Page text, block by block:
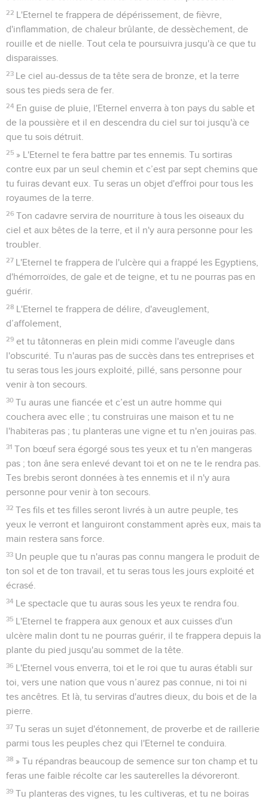
22 L'Eternel te frappera de dépérissement, de fièvre,
d'inflammation, de chaleur brûlante, de dessèchement, de
rouille et de nielle. Tout cela te poursuivra jusqu'à ce que tu
disparaisses.
23 Le ciel au-dessus de ta tête sera de bronze, et la terre
sous tes pieds sera de fer.
24 En guise de pluie, l'Eternel enverra à ton pays du sable et
de la poussière et il en descendra du ciel sur toi jusqu'à ce
que tu sois détruit.
25 » L'Eternel te fera battre par tes ennemis. Tu sortiras
contre eux par un seul chemin et c’est par sept chemins que
tu fuiras devant eux. Tu seras un objet d'effroi pour tous les
royaumes de la terre.
26 Ton cadavre servira de nourriture à tous les oiseaux du
ciel et aux bêtes de la terre, et il n'y aura personne pour les
troubler.
27 L'Eternel te frappera de l'ulcère qui a frappé les Egyptiens,
d'hémorroïdes, de gale et de teigne, et tu ne pourras pas en
guérir.
28 L'Eternel te frappera de délire, d'aveuglement,
d’affolement,
29 et tu tâtonneras en plein midi comme l'aveugle dans
l'obscurité. Tu n'auras pas de succès dans tes entreprises et
tu seras tous les jours exploité, pillé, sans personne pour
venir à ton secours.
30 Tu auras une fiancée et c’est un autre homme qui
couchera avec elle ; tu construiras une maison et tu ne
l'habiteras pas ; tu planteras une vigne et tu n'en jouiras pas.
31 Ton bœuf sera égorgé sous tes yeux et tu n'en mangeras
pas ; ton âne sera enlevé devant toi et on ne te le rendra pas.
Tes brebis seront données à tes ennemis et il n'y aura
personne pour venir à ton secours.
32 Tes fils et tes filles seront livrés à un autre peuple, tes
yeux le verront et languiront constamment après eux, mais ta
main restera sans force.
33 Un peuple que tu n'auras pas connu mangera le produit de
ton sol et de ton travail, et tu seras tous les jours exploité et
écrasé.
34 Le spectacle que tu auras sous les yeux te rendra fou.
35 L'Eternel te frappera aux genoux et aux cuisses d'un
ulcère malin dont tu ne pourras guérir, il te frappera depuis la
plante du pied jusqu'au sommet de la tête.
36 L'Eternel vous enverra, toi et le roi que tu auras établi sur
toi, vers une nation que vous n’aurez pas connue, ni toi ni
tes ancêtres. Et là, tu serviras d'autres dieux, du bois et de la
pierre.
37 Tu seras un sujet d'étonnement, de proverbe et de raillerie
parmi tous les peuples chez qui l'Eternel te conduira.
38 » Tu répandras beaucoup de semence sur ton champ et tu
feras une faible récolte car les sauterelles la dévoreront.
39 Tu planteras des vignes, tu les cultiveras, et tu ne boiras